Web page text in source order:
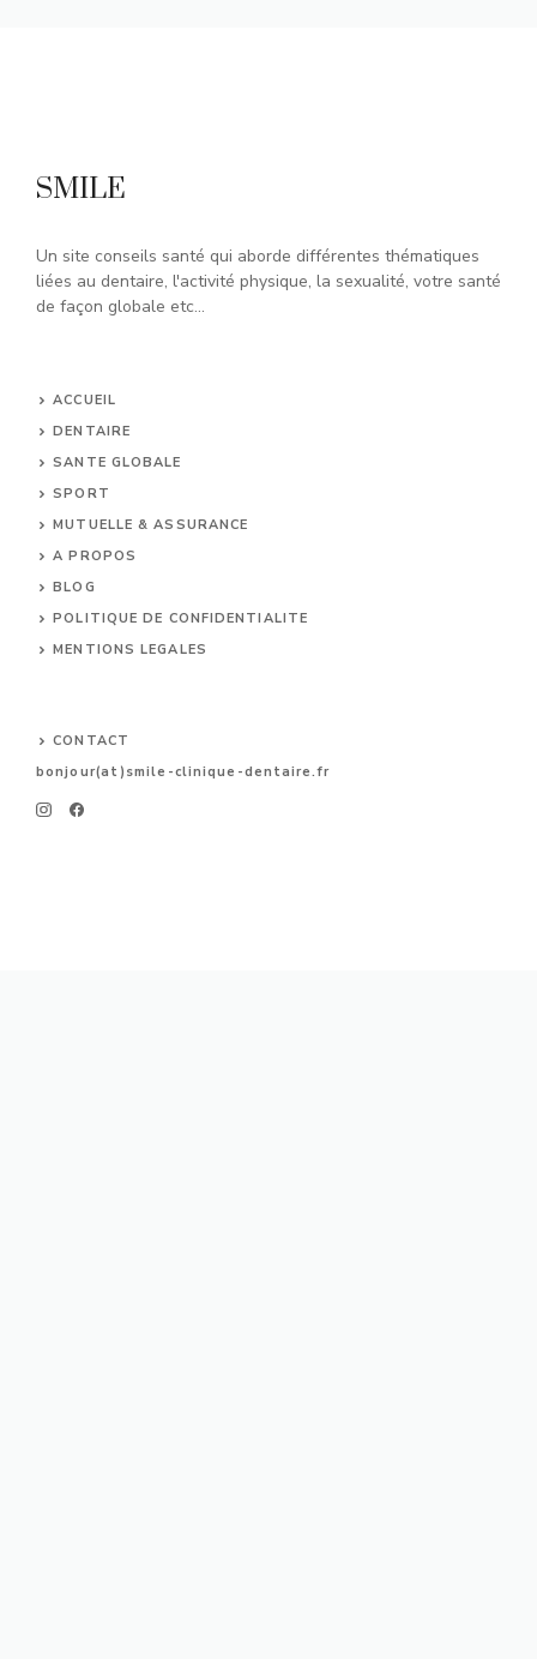
SMILE
Un site conseils santé qui aborde différentes thématiques
liées au dentaire, l'activité physique, la sexualité, votre santé
de façon globale etc...
ACCUEIL
DENTAIRE
SANTE GLOBALE
SPORT
MUTUELLE & ASSURANCE
A PROPOS
BLOG
POLITIQUE DE CONFIDENTIALITE
MENTIONS LEGALES
CONTACT
bonjour(at)smile-clinique-dentaire.fr